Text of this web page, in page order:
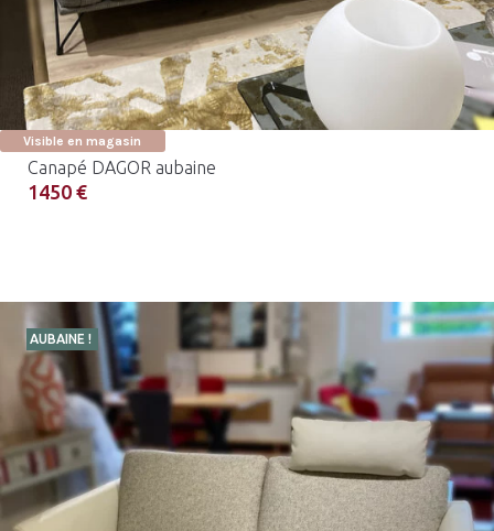
Visible en magasin
Canapé DAGOR aubaine
1450 €
AUBAINE !